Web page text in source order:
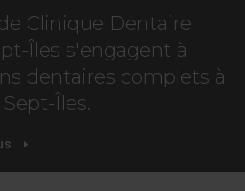
Clinique Dentaire
Îles s'engagent à
dentaires complets à
Îles.